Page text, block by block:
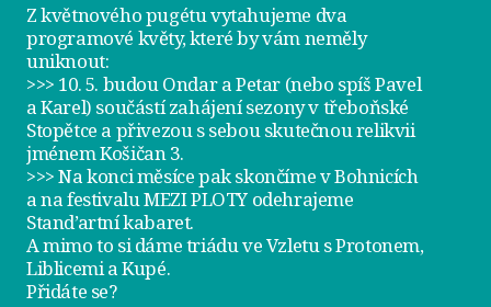
Z květnového pugétu vytahujeme dva
programové květy, které by vám neměly
uniknout:
>>> 10. 5. budou Ondar a Petar (nebo spíš Pavel
a Karel) součástí zahájení sezony vtřeboňské
Stopětce a přivezou s sebou skutečnou relikvii
jménemKošičan 3.
>>> Na konci měsíce pak skončíme v Bohnicích
a na festivaluMEZI PLOTY odehrajeme
Stand’artní kabaret.
A mimo to si dámetriádu ve Vzletu s Protonem,
Liblicemi a Kupé.
Přidáte se?